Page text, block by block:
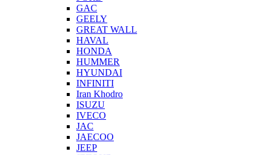
GAC
GEELY
GREAT WALL
HAVAL
HONDA
HUMMER
HYUNDAI
INFINITI
Iran Khodro
ISUZU
IVECO
JAC
JAECOO
JEEP